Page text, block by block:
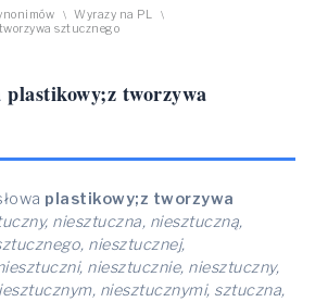
\ Wyrazy na PL \
sztucznego
plastikowy;z tworzywa
plastikowy;z tworzywa
niesztuczna, niesztuczną,
niesztucznej,
niesztucznie, niesztuczny,
niesztucznymi, sztuczna,